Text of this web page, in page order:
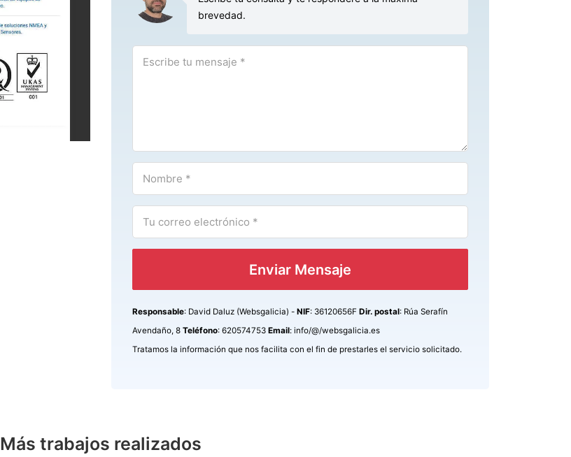
brevedad.
Enviar Mensaje
Responsable: David Daluz (Websgalicia) - NIF: 36120656F Dir. postal: Rúa Serafín
Avendaño, 8 Teléfono: 620574753 Email: info/@/websgalicia.es
Tratamos la información que nos facilita con el fin de prestarles el servicio solicitado.
Más trabajos realizados